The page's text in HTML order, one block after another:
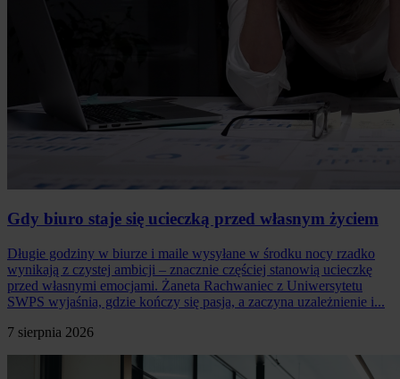
Gdy biuro staje się ucieczką przed własnym życiem
Długie godziny w biurze i maile wysyłane w środku nocy rzadko
wynikają z czystej ambicji – znacznie częściej stanowią ucieczkę
przed własnymi emocjami. Żaneta Rachwaniec z Uniwersytetu
SWPS wyjaśnia, gdzie kończy się pasja, a zaczyna uzależnienie i...
7 sierpnia 2026